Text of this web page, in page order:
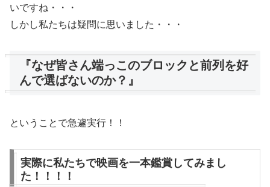
いですね・・・
しかし私たちは疑問に思いました・・・
『なぜ皆さん端っこのブロックと前列を好
んで選ばないのか？』
ということで急遽実行！！
実際に私たちで映画を一本鑑賞してみまし
た！！！！